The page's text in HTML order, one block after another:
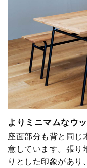
よりミニマムなウ
座面部分も背と同じ
意しています。張り
りとした印象があり